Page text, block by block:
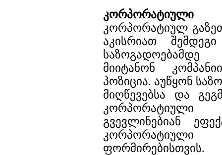
კორპორატიული
კორპორატიულ
აკისრიათ
მიიტანონ
პოზიცია. აუწყონ
მიღწევებსა და
გვევლინებიან
ფორმირებისთვის.